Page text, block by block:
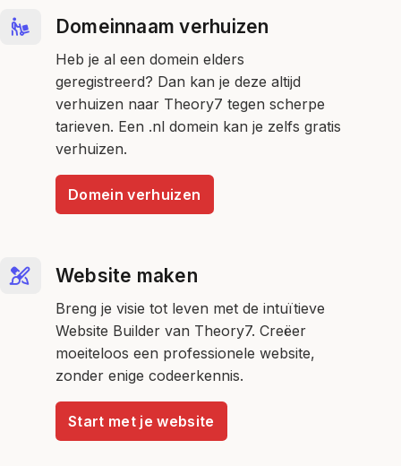
Domeinnaam verhuizen
Heb je al een domein elders
geregistreerd? Dan kan je deze altijd
verhuizen naar Theory7 tegen scherpe
tarieven. Een .nl domein kan je zelfs gratis
verhuizen.
Domein verhuizen
Website maken
Breng je visie tot leven met de intuïtieve
Website Builder van Theory7. Creëer
moeiteloos een professionele website,
zonder enige codeerkennis.
Start met je website